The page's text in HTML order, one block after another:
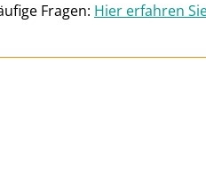
Fragen: Hier erfahren